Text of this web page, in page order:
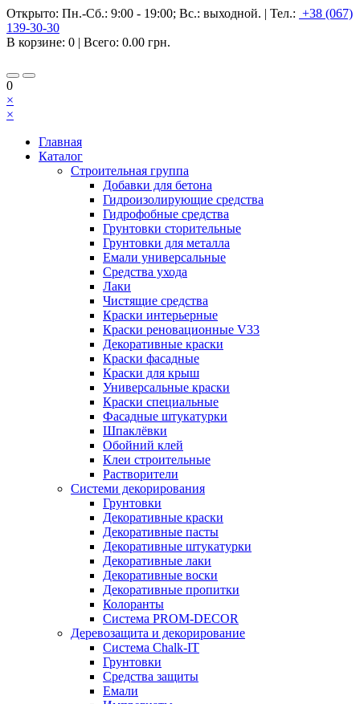
Открыто: Пн.-Сб.: 9:00 - 19:00; Вс.: выходной. | Тел.: +38 (067)
139-30-30
В корзине: 0 | Всего: 0.00 грн.
0
×
×
Главная
Каталог
Строительная группа
Добавки для бетона
Гидроизолирующие средства
Гидрофобные средства
Грунтовки сторительные
Грунтовки для металла
Емали универсальные
Средства ухода
Лаки
Чистящие средства
Краски интерьерные
Краски реновационные V33
Декоративные краски
Краски фасадные
Краски для крыш
Универсальные краски
Краски специальные
Фасадные штукатурки
Шпаклёвки
Обойний клей
Клеи строительные
Растворители
Системи декорирования
Грунтовки
Декоративные краски
Декоративные пасты
Декоративные штукатурки
Декоративные лаки
Декоративные воски
Декоративные пропитки
Колоранты
Система PROM-DECOR
Деревозащита и декорирование
Система Chalk-IT
Грунтовки
Средства защиты
Емали